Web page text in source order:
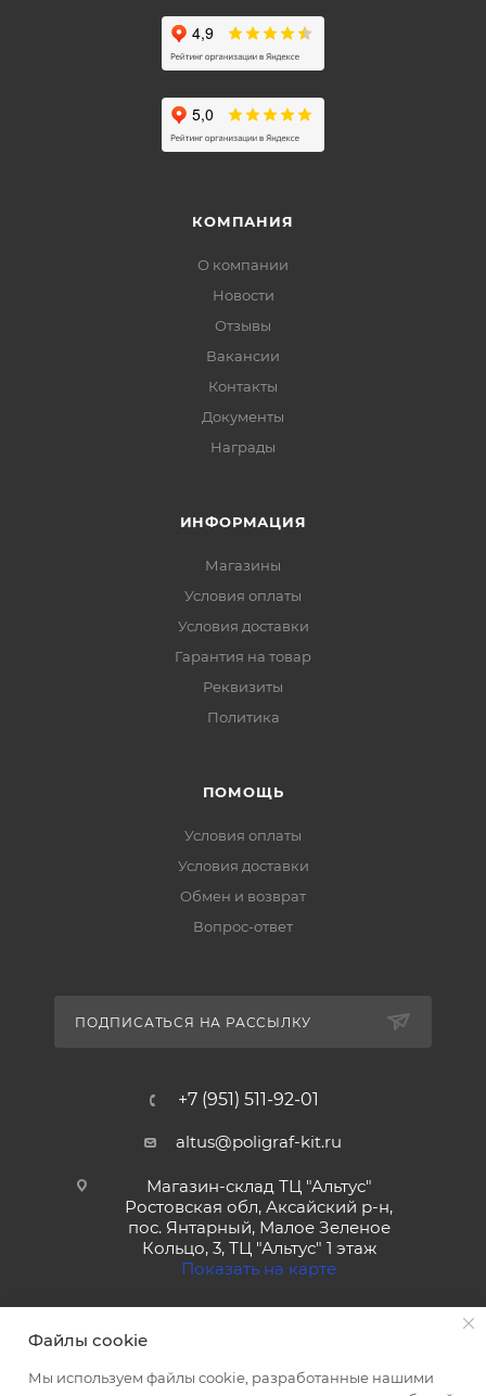
КОМПАНИЯ
О компании
Новости
Отзывы
Вакансии
Контакты
Документы
Награды
ИНФОРМАЦИЯ
Магазины
Условия оплаты
Условия доставки
Гарантия на товар
Реквизиты
Политика
ПОМОЩЬ
Условия оплаты
Условия доставки
Обмен и возврат
Вопрос-ответ
ПОДПИСАТЬСЯ НА РАССЫЛКУ
+7 (951) 511-92-01
altus@poligraf-kit.ru
Магазин-склад ТЦ "Альтус"
Ростовская обл, Аксайский р-н,
пос. Янтарный, Малое Зеленое
Кольцо, 3, ТЦ "Альтус" 1 этаж
Показать на карте
Файлы cookie
Мы используем файлы cookie, разработанные нашими